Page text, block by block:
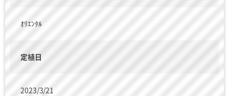
ｵﾘｴﾝﾀﾙ
定植日
2023/3/21